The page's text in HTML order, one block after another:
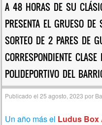
A 48 HORAS DE SU
PRESENTA EL GRUESO
SORTEO DE 2 PARES DE
CORRESPONDIENTE
POLIDEPORTIVO DEL
Publicado el25 agosto, 2023 por
Un año más el Ludus Box